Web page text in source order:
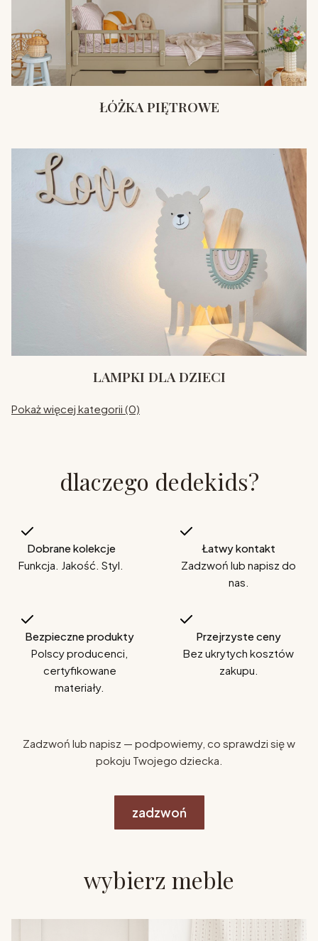
ŁÓŻKA PIĘTROWE
LAMPKI DLA DZIECI
Pokaż więcej kategorii (0)
dlaczego dedekids?
Dobrane kolekcje
Funkcja. Jakość. Styl.
Łatwy kontakt
Zadzwoń lub napisz do
nas.
Bezpieczne produkty
Polscy producenci,
certyfikowane
materiały.
Przejrzyste ceny
Bez ukrytych kosztów
zakupu.
Zadzwoń lub napisz — podpowiemy, co sprawdzi się w
pokoju Twojego dziecka.
zadzwoń
wybierz meble